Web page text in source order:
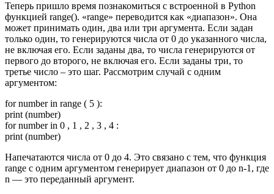
Теперь пришло время познакомиться с встроенной в Python
функцией range(). «range» переводится как «диапазон». Она
может принимать один, два или три аргумента. Если задан
только один, то генерируются числа от 0 до указанного числа,
не включая его. Если заданы два, то числа генерируются от
первого до второго, не включая его. Если заданы три, то
третье число – это шаг. Рассмотрим случай с одним
аргументом:
for number in range ( 5 ):
print (number)
for number in 0 , 1 , 2 , 3 , 4 :
print (number)
Напечатаются числа от 0 до 4. Это связано с тем, что функция
range с одним аргументом генерирует диапазон от 0 до n-1, где
n — это переданный аргумент.